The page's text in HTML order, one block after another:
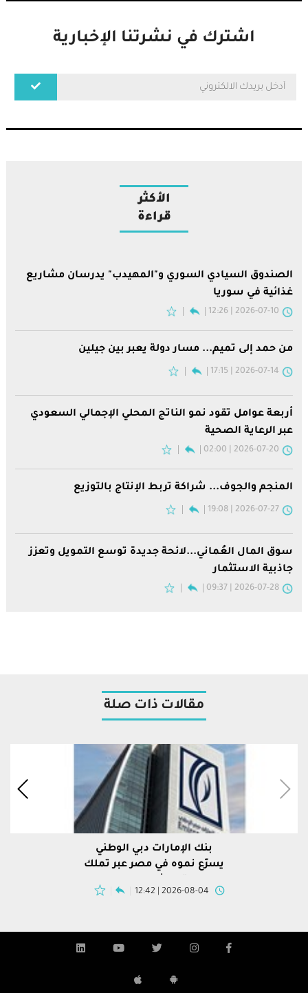
اشترك في نشرتنا الإخبارية
الأكثر
قراءة
الصندوق السيادي السوري و"المهيدب" يدرسان مشاريع
غذائية في سوريا
2026-07-10 | 12:26
من حمد إلى تميم... مسار دولة يعبر بين جيلين
2026-07-14 | 17:15
أربعة عوامل تقود نمو الناتج المحلي الإجمالي السعودي
عبر الرعاية الصحية
2026-07-20 | 02:00
المنجم والجوف... شراكة تربط الإنتاج بالتوزيع
2026-07-27 | 19:08
سوق المال العُماني...لائحة جديدة توسع التمويل وتعزز
جاذبية الاستثمار
2026-07-28 | 09:37
مقالات ذات صلة
بنك الإمارات دبي الوطني
يسرّع نموه في مصر عبر تملك
2026-08-04 | 12:42